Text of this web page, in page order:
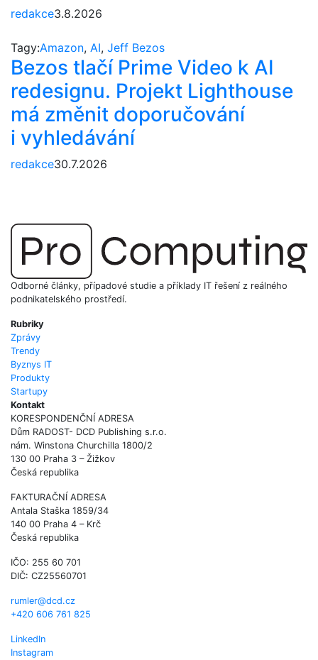
redakce3.8.2026
Tagy:Amazon, AI, Jeff Bezos
Bezos tlačí Prime Video k AI
redesignu. Projekt Lighthouse
má změnit doporučování
i vyhledávání
redakce30.7.2026
Odborné články, případové studie a příklady IT řešení z reálného
podnikatelského prostředí.
Rubriky
Zprávy
Trendy
Byznys IT
Produkty
Startupy
Kontakt
KORESPONDENČNÍ ADRESA
Dům RADOST- DCD Publishing s.r.o.
nám. Winstona Churchilla 1800/2
130 00 Praha 3 – Žižkov
Česká republika
FAKTURAČNÍ ADRESA
Antala Staška 1859/34
140 00 Praha 4 – Krč
Česká republika
IČO: 255 60 701
DIČ: CZ25560701
rumler@dcd.cz
+420 606 761 825
LinkedIn
Instagram